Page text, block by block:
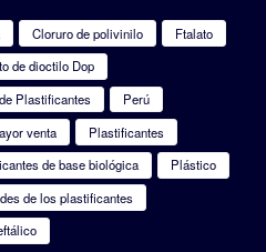
Cloruro de polivinilo
Ftalato
de dioctilo Dop
Plastificantes
Perú
venta
Plastificantes
de base biológica
Plástico
de los plastificantes